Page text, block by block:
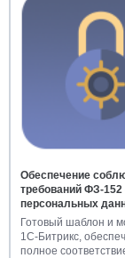
Обеспечение
требований ФЗ-152
персональных
Готовый шаблон и
1С-Битрикс,
полное